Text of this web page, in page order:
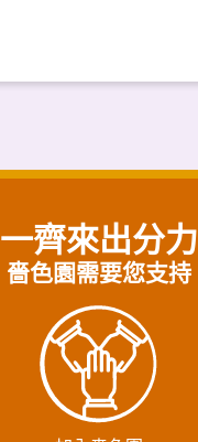
一齊來出分力
嗇色園需要您支持